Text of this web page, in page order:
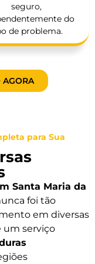
seguro,
do
de problema.
AGORA
para Sua
Santa Maria da
foi tão
em diversas
um serviço